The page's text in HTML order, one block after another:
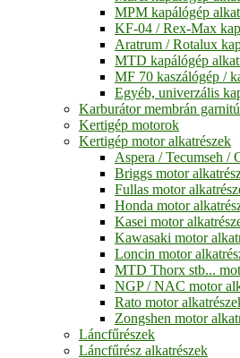
MPM kapálógép
KF-04 / Rex-Max
Aratrum / Rotalux
MTD kapálógép
MF 70 kaszálógép /
Egyéb, univerzális
Karburátor membrán
Kertigép motorok
Kertigép motor alkatrészek
Aspera / Tecumseh /
Briggs motor
Fullas motor
Honda motor
Kasei motor
Kawasaki motor
Loncin motor
MTD Thorx stb...
NGP / NAC motor
Rato motor
Zongshen motor
Láncfűrészek
Láncfűrész alkatrészek